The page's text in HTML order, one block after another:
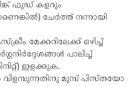
ഫുഡ് കളറും
ചേർത്ത് നന്നായി
മേക്കറിലേക്ക് ഒഴിച്ച്
പാലിച്ച്
ഇളക്കുക.
മുമ്പ് പിസ്തയോ